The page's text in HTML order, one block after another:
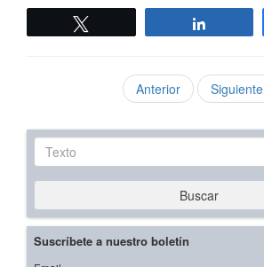
Anterior Siguiente
Texto
Buscar
Suscríbete a nuestro boletín